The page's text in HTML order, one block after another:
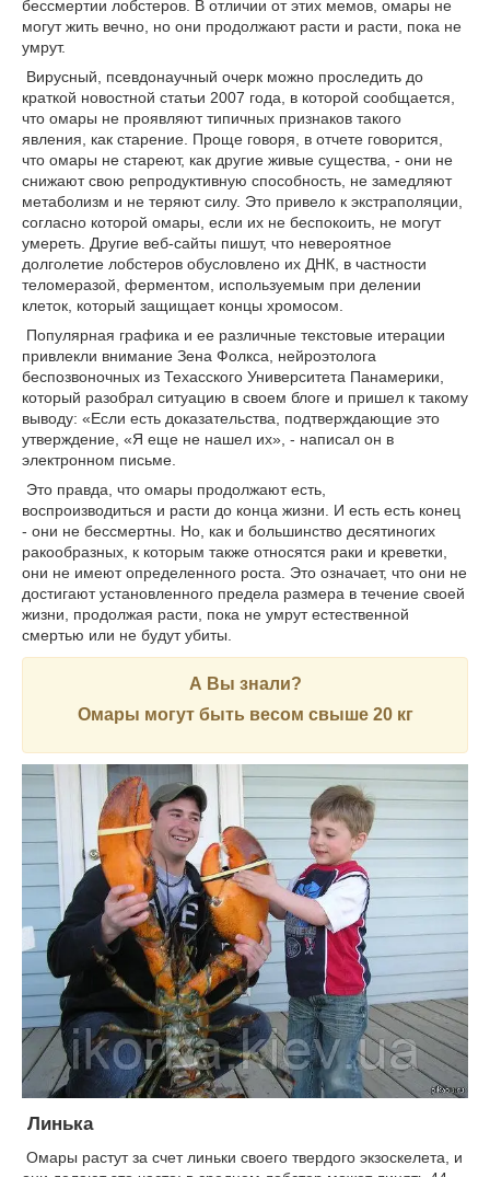
бессмертии лобстеров. В отличии от этих мемов, омары не
могут жить вечно, но они продолжают расти и расти, пока не
умрут.
Вирусный, псевдонаучный очерк можно проследить до
краткой новостной статьи 2007 года, в которой сообщается,
что омары не проявляют типичных признаков такого
явления, как старение. Проще говоря, в отчете говорится,
что омары не стареют, как другие живые существа, - они не
снижают свою репродуктивную способность, не замедляют
метаболизм и не теряют силу. Это привело к экстраполяции,
согласно которой омары, если их не беспокоить, не могут
умереть. Другие веб-сайты пишут, что невероятное
долголетие лобстеров обусловлено их ДНК, в частности
теломеразой, ферментом, используемым при делении
клеток, который защищает концы хромосом.
Популярная графика и ее различные текстовые итерации
привлекли внимание Зена Фолкса, нейроэтолога
беспозвоночных из Техасского Университета Панамерики,
который разобрал ситуацию в своем блоге и пришел к такому
выводу: «Если есть доказательства, подтверждающие это
утверждение, «Я еще не нашел их», - написал он в
электронном письме.
Это правда, что омары продолжают есть,
воспроизводиться и расти до конца жизни. И есть есть конец
- они не бессмертны. Но, как и большинство десятиногих
ракообразных, к которым также относятся раки и креветки,
они не имеют определенного роста. Это означает, что они не
достигают установленного предела размера в течение своей
жизни, продолжая расти, пока не умрут естественной
смертью или не будут убиты.
А Вы знали?
Омары могут быть весом свыше 20 кг
Линька
Омары растут за счет линьки своего твердого экзоскелета, и